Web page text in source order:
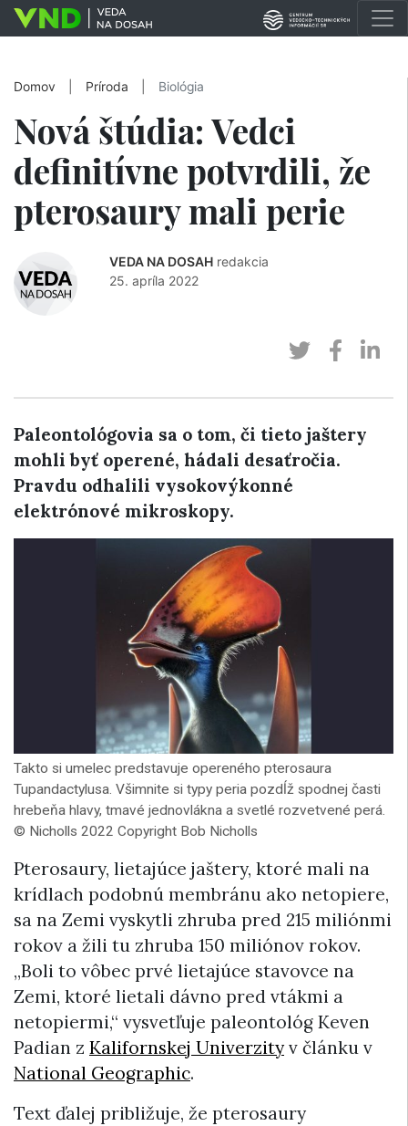
Domov Príroda Biológia
Nová štúdia: Vedci
definitívne potvrdili, že
pterosaury mali perie
VEDA NA DOSAH redakcia
25. apríla 2022
Paleontológovia sa o tom, či tieto jaštery
mohli byť operené, hádali desaťročia.
Pravdu odhalili vysokovýkonné
elektrónové mikroskopy.
Takto si umelec predstavuje opereného pterosaura
Tupandactylusa. Všimnite si typy peria pozdĺž spodnej časti
hrebeňa hlavy, tmavé jednovlákna a svetlé rozvetvené perá.
© Nicholls 2022 Copyright Bob Nicholls
Pterosaury, lietajúce jaštery, ktoré mali na
krídlach podobnú membránu ako netopiere,
sa na Zemi vyskytli zhruba pred 215 miliónmi
rokov a žili tu zhruba 150 miliónov rokov.
„Boli to vôbec prvé lietajúce stavovce na
Zemi, ktoré lietali dávno pred vtákmi a
netopiermi,“ vysvetľuje paleontológ Keven
Padian z Kalifornskej Univerzityv článku v
National Geographic.
Text ďalej približuje, že pterosaury